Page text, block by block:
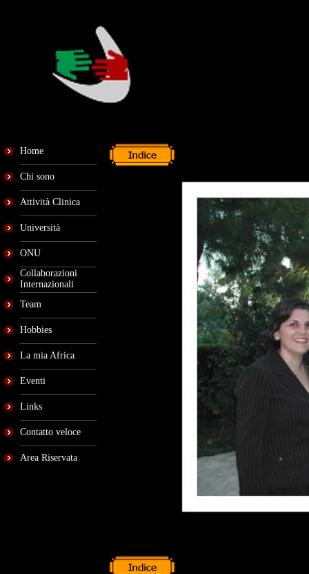
Home
Chi sono
Attività Clinica
Università
ONU
Collaborazioni
Internazionali
Team
Hobbies
La mia Africa
Eventi
Links
Contatto veloce
Area Riservata